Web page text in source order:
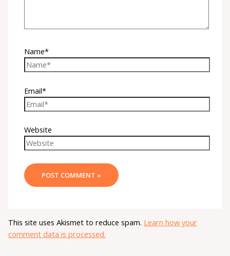
Name*
Email*
Website
This site uses Akismet to reduce spam. Learn how your
comment data is processed.